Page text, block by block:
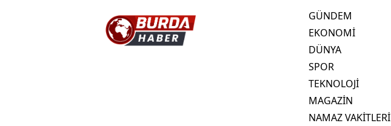
GÜNDEM
EKONOMİ
DÜNYA
SPOR
TEKNOLOJİ
MAGAZİN
NAMAZ VAKİTLERİ